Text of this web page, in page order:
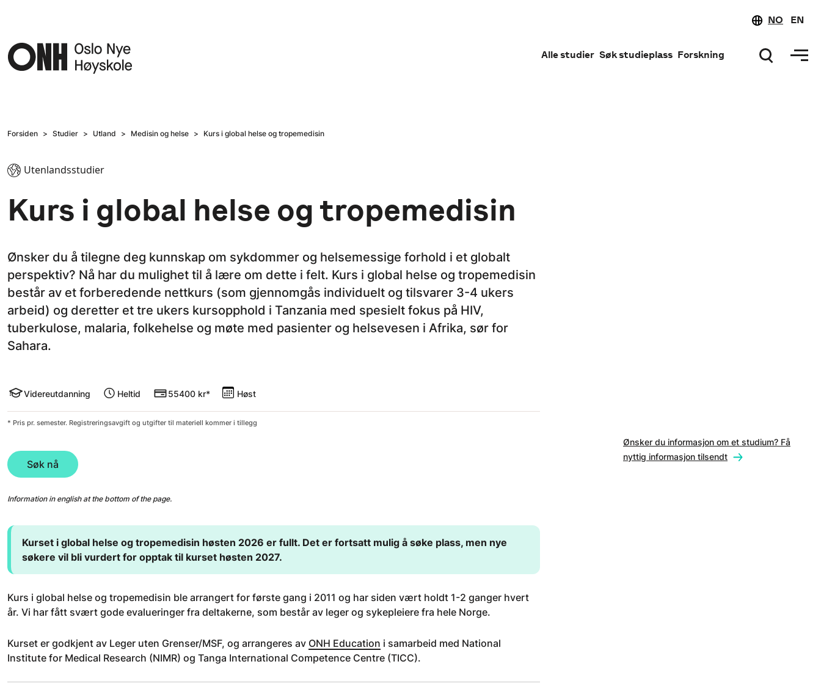
NO EN
Alle studier Søk studieplass Forskning
Forsiden Studier Utland Medisin og helse Kurs i global helse og tropemedisin
Utenlandsstudier
Kurs i global helse og tropemedisin
Ønsker du å tilegne deg kunnskap om sykdommer og helsemessige forhold i et globalt
perspektiv? Nå har du mulighet til å lære om dette i felt. Kurs i global helse og tropemedisin
består av et forberedende nettkurs (som gjennomgås individuelt og tilsvarer 3-4 ukers
arbeid) og deretter et tre ukers kursopphold i Tanzania med spesielt fokus på HIV,
tuberkulose, malaria, folkehelse og møte med pasienter og helsevesen i Afrika, sør for
Sahara.
Videreutdanning Heltid 55400 kr* Høst
* Pris pr. semester. Registreringsavgift og utgifter til materiell kommer i tillegg
Søk nå
Information in english at the bottom of the page.
Kurset i global helse og tropemedisin høsten 2026 er fullt. Det er fortsatt mulig å søke plass, men nye
søkere vil bli vurdert for opptak til kurset høsten 2027.
Kurs i global helse og tropemedisin ble arrangert for første gang i 2011 og har siden vært holdt 1-2 ganger hvert
år. Vi har fått svært gode evalueringer fra deltakerne, som består av leger og sykepleiere fra hele Norge.
Kurset er godkjent av Leger uten Grenser/MSF, og arrangeres av ONH Education i samarbeid med National
Institute for Medical Research (NIMR) og Tanga International Competence Centre (TICC).
Ønsker du informasjon om et studium? Få
nyttig informasjon tilsendt